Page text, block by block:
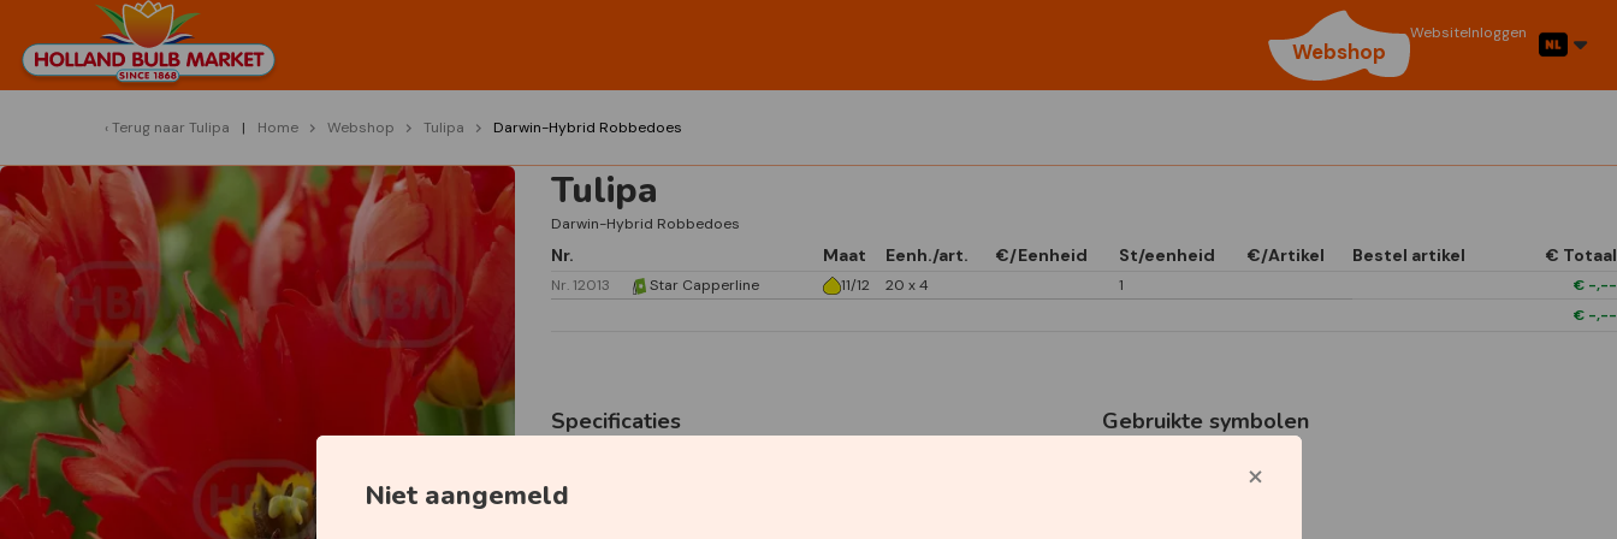
Webshop
WebsiteInloggen
Niet aangemeld
Terug naar Tulipa Home Webshop Tulipa Darwin-Hybrid Robbedoes
Tulipa
Darwin-Hybrid Robbedoes
Nr. Maat Eenh./art. €/Eenheid St/eenheid €/Artikel Bestel artikel € Totaal
Nr. 12013 Star Capperline 11/12 20 x 4 1 € -,--
€ -,--
Specificaties
Plantdiepte
Gebruikte symbolen
Star Capperline